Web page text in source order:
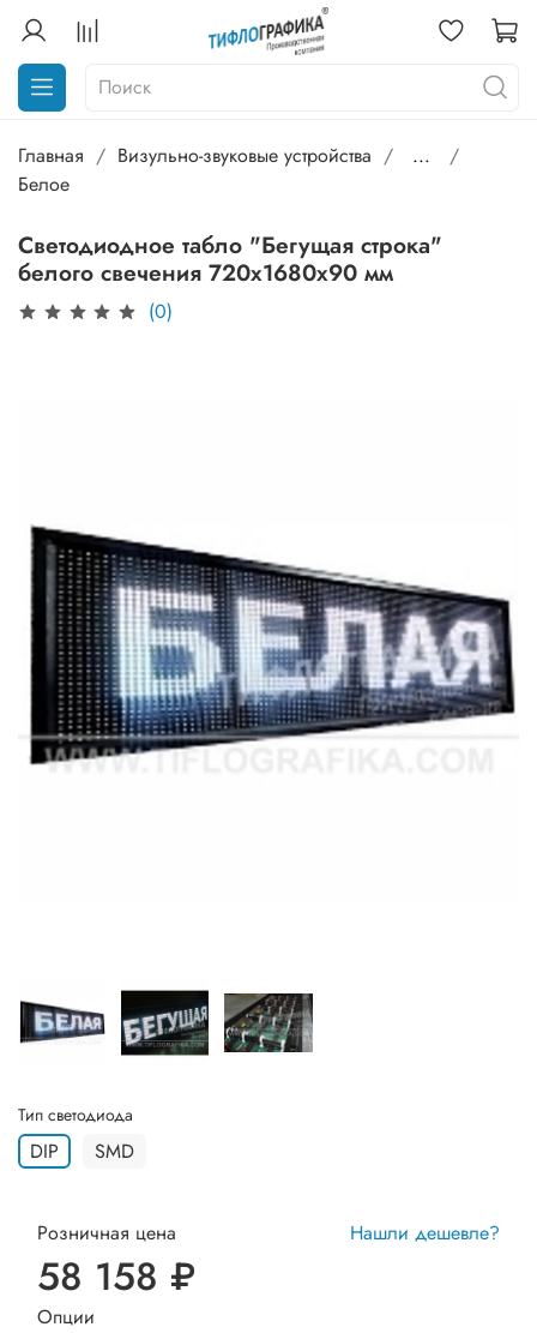
Главная Визульно-звуковые устройства
...
Белое
Светодиодное табло "Бегущая строка"
белого свечения 720х1680x90 мм
(0)
Тип светодиода
DIP SMD
Розничная цена Нашли дешевле?
58 158 ₽
Опции